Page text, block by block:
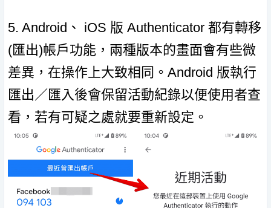
5. Android、 iOS 版 Authenticator 都有轉移
(匯出)帳戶功能，兩種版本的畫面會有些微
差異，在操作上大致相同。Android 版執行
匯出／匯入後會保留活動紀錄以便使用者查
看，若有可疑之處就要重新設定。